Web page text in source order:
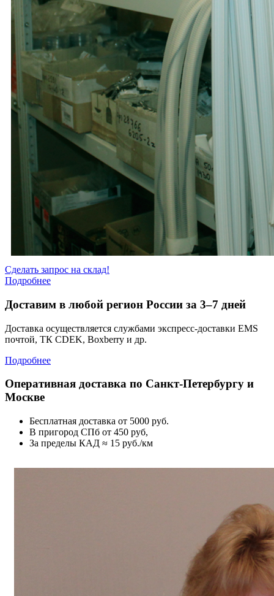
Сделать запрос на склад!
Подробнее
Доставим в любой регион России за 3–7 дней
Доставка осуществляется службами экспресс-доставки EMS
почтой, ТК CDEK, Boxberry и др.
Подробнее
Оперативная доставка по Санкт-Петербургу и
Москве
Бесплатная доставка от 5000 руб.
В пригород СПб от 450 руб,
За пределы КАД ≈ 15 руб./км